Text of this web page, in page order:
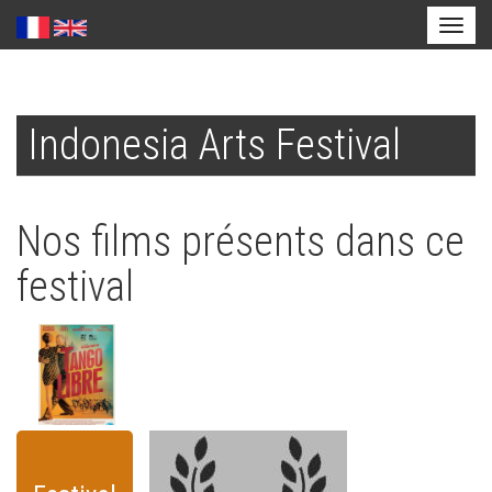
contenu
principal
Indonesia Arts Festival
Nos films présents dans ce
festival